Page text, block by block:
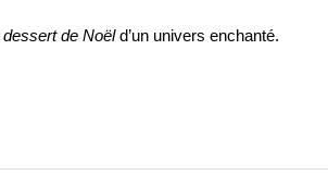
dessert de Noëld’un univers enchanté.